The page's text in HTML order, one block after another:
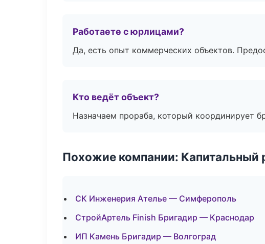
Работаете с юрлицами?
Да, есть опыт коммерческих объектов.
Кто ведёт объект?
Назначаем прораба, который координирует
Похожие компании: Капитальный
СК Инженерия Ателье — Симферополь
СтройАртель Finish Бригадир — Краснодар
ИП Камень Бригадир — Волгоград